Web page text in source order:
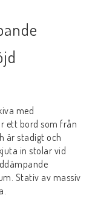
med
ett bord som från
är stadigt och
in stolar vid
Stativ av massiv